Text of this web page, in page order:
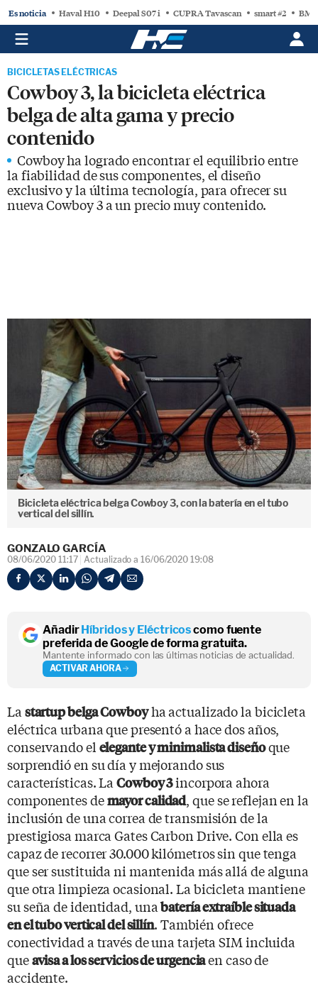
Es noticia Haval H10 Deepal S07 i CUPRA Tavascan smart #2
BICICLETAS ELÉCTRICAS
Cowboy 3, la bicicleta eléctrica
belga de alta gama y precio
contenido
Cowboy ha logrado encontrar el equilibrio entre
la fiabilidad de sus componentes, el diseño
exclusivo y la última tecnología, para ofrecer su
nueva Cowboy 3 a un precio muy contenido.
Bicicleta eléctrica belga Cowboy 3, con la batería en el tubo
vertical del sillín.
GONZALO GARCÍA
08/06/2020 11:17 Actualizado a 16/06/2020 19:08
AñadirHíbridos y Eléctricoscomo fuente
preferida de Google de forma gratuita.
Mantente informado con las últimas noticias de actualidad.
ACTIVAR AHORA
La startup belgaCowboyha actualizado la bicicleta
eléctrica urbana que presentó a hace dos años,
conservando el elegante y minimalista diseñoque
sorprendió en su día y mejorando sus
características. La Cowboy 3incorpora ahora
componentes demayor calidad, que se reflejan en la
inclusión de una correa de transmisión de la
prestigiosa marca Gates Carbon Drive. Con ella es
capaz de recorrer 30.000 kilómetros sin que tenga
que ser sustituida ni mantenida más allá de alguna
que otra limpieza ocasional. La bicicleta mantiene
su seña de identidad, unabatería extraíble situada
en el tubo vertical del sillín. También ofrece
conectividad a través de una tarjeta SIM incluida
queavisa a los servicios de urgenciaen caso de
accidente.